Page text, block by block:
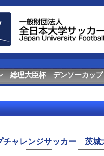
総理大臣杯 デンソーカップ
チャレンジサッカー 茨城